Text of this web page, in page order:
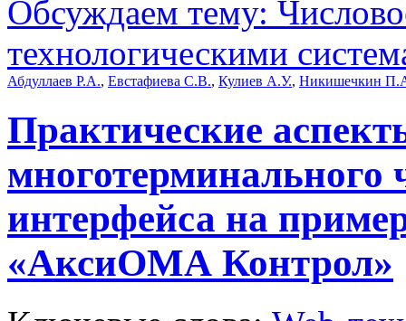
Обсуждаем тему:
технологическими
Абдуллаев Р.А., Евстафиева С.В., Кулиев А.У., Никишечкин
Практические
многотерминального
интерфейса на
«АксиОМА Контрол»